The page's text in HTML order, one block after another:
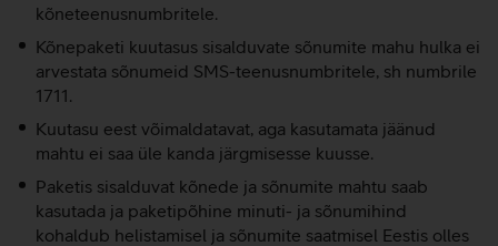
kõneteenusnumbritele.
Kõnepaketi kuutasus sisalduvate sõnumite mahu hulka ei
arvestata sõnumeid SMS-teenusnumbritele, sh numbrile
1711.
Kuutasu eest võimaldatavat, aga kasutamata jäänud
mahtu ei saa üle kanda järgmisesse kuusse.
Paketis sisalduvat kõnede ja sõnumite mahtu saab
kasutada ja paketipõhine minuti- ja sõnumihind
kohaldub helistamisel ja sõnumite saatmisel Eestis olles